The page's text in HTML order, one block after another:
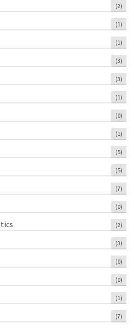
(2)
(1)
(1)
(3)
(3)
(1)
(0)
(1)
(5)
(5)
(7)
(0)
(2)
(3)
(0)
(0)
(1)
(7)